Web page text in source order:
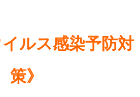
イルス感染予防対
策》